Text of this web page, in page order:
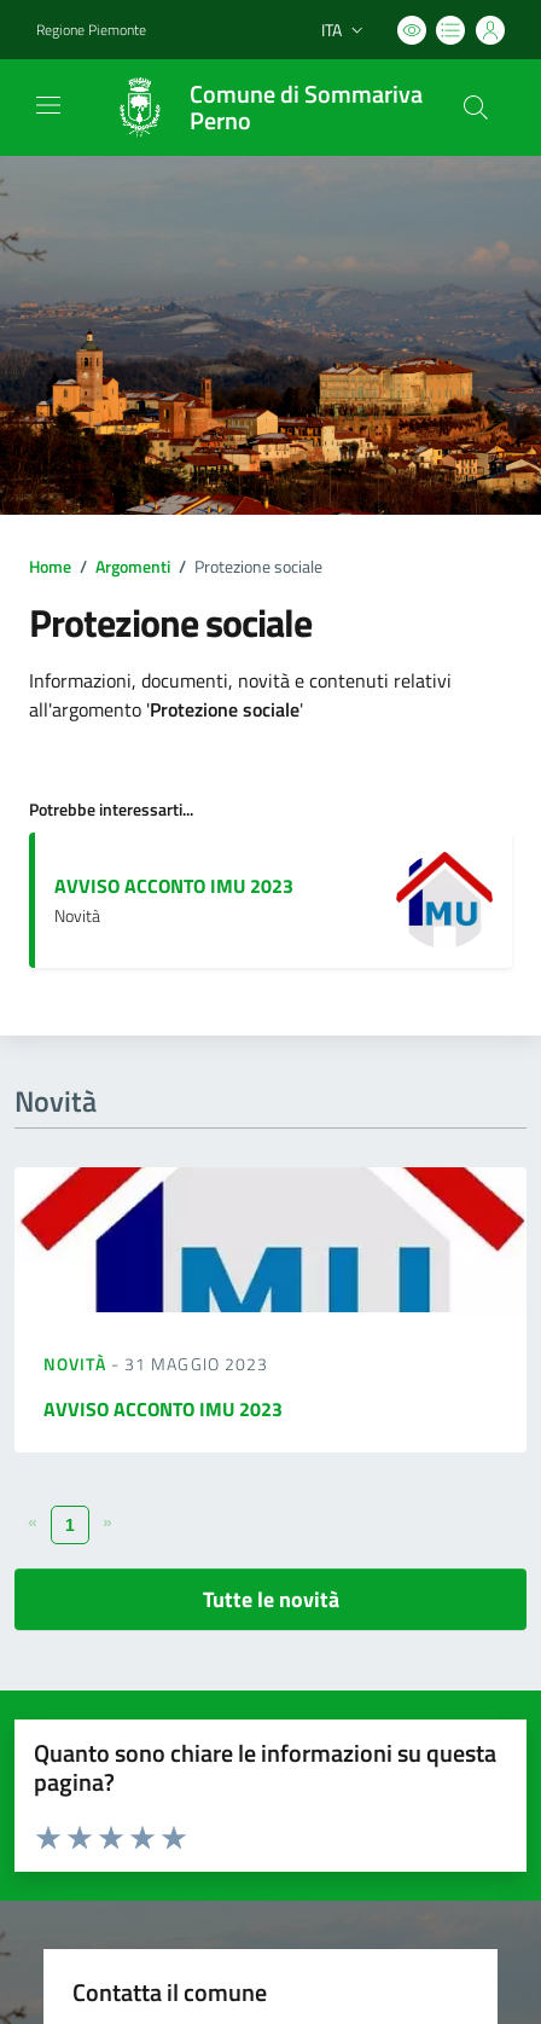
Regione Piemonte Lingua attiva:
ITA
Comune di Sommariva
Perno
Home / Argomenti / Protezione sociale
Protezione sociale
Dettagli argomento
Informazioni, documenti, novità e contenuti relativi
all'argomento 'Protezione sociale'
Potrebbe interessarti...
AVVISO ACCONTO IMU 2023
Novità
Novità
NOVITÀ - 31 MAGGIO 2023
AVVISO ACCONTO IMU 2023
« 1 »
Tutte le novità
Quanto sono chiare le informazioni su questa
pagina?
Valuta da 1 a 5 stelle la pagina
Valuta 5 stelle su 5
Valuta 4 stelle su 5
Valuta 3 stelle su 5
Valuta 2 stelle su 5
Valuta 1 stelle su 5
Contatta il comune